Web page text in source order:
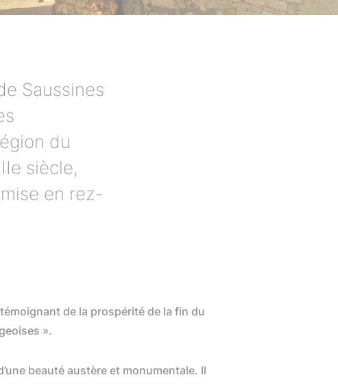
Saussines
du
siècle,
en rez-
de la prospérité de la fin du
».
beauté austère et monumentale. Il